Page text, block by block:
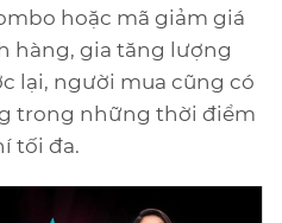
hoặc mã giảm giá
hàng, gia tăng lượng
lại, người mua cũng có
trong những thời điểm
tối đa.